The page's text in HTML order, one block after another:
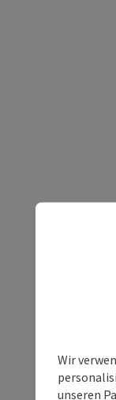
Wir
unseren